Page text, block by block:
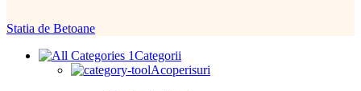
Statia de Betoane
Categorii
Acoperisuri